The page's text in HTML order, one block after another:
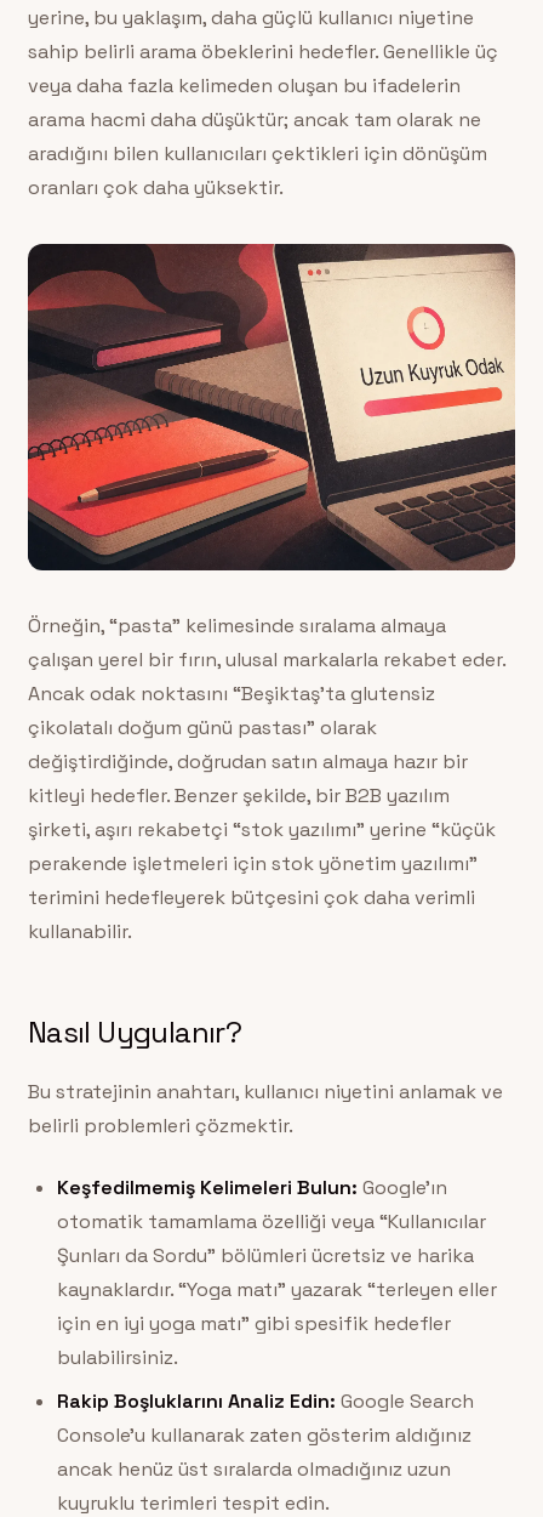
yerine, bu yaklaşım, daha güçlü kullanıcı niyetine
sahip belirli arama öbeklerini hedefler. Genellikle üç
veya daha fazla kelimeden oluşan bu ifadelerin
arama hacmi daha düşüktür; ancak tam olarak ne
aradığını bilen kullanıcıları çektikleri için dönüşüm
oranları çok daha yüksektir.
Örneğin, “pasta” kelimesinde sıralama almaya
çalışan yerel bir fırın, ulusal markalarla rekabet eder.
Ancak odak noktasını “Beşiktaş’ta glutensiz
çikolatalı doğum günü pastası” olarak
değiştirdiğinde, doğrudan satın almaya hazır bir
kitleyi hedefler. Benzer şekilde, bir B2B yazılım
şirketi, aşırı rekabetçi “stok yazılımı” yerine “küçük
perakende işletmeleri için stok yönetim yazılımı”
terimini hedefleyerek bütçesini çok daha verimli
kullanabilir.
Nasıl Uygulanır?
Bu stratejinin anahtarı, kullanıcı niyetini anlamak ve
belirli problemleri çözmektir.
Keşfedilmemiş Kelimeleri Bulun: Google’ın
otomatik tamamlama özelliği veya “Kullanıcılar
Şunları da Sordu” bölümleri ücretsiz ve harika
kaynaklardır. “Yoga matı” yazarak “terleyen eller
için en iyi yoga matı” gibi spesifik hedefler
bulabilirsiniz.
Rakip Boşluklarını Analiz Edin: Google Search
Console’u kullanarak zaten gösterim aldığınız
ancak henüz üst sıralarda olmadığınız uzun
kuyruklu terimleri tespit edin.